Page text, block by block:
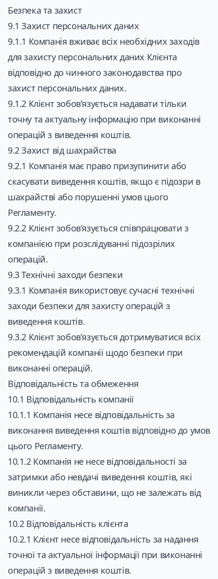
Безпека та захист
9.1 Захист персональних даних
9.1.1 Компанія вживає всіх необхідних заходів
для захисту персональних даних Клієнта
відповідно до чинного законодавства про
захист персональних даних.
9.1.2 Клієнт зобов’язується надавати тільки
точну та актуальну інформацію при виконанні
операцій з виведення коштів.
9.2 Захист від шахрайства
9.2.1 Компанія має право призупинити або
скасувати виведення коштів, якщо є підозри в
шахрайстві або порушенні умов цього
Регламенту.
9.2.2 Клієнт зобов’язується співпрацювати з
компанією при розслідуванні підозрілих
операцій.
9.3 Технічні заходи безпеки
9.3.1 Компанія використовує сучасні технічні
заходи безпеки для захисту операцій з
виведення коштів.
9.3.2 Клієнт зобов’язується дотримуватися всіх
рекомендацій компанії щодо безпеки при
виконанні операцій.
Відповідальність та обмеження
10.1 Відповідальність компанії
10.1.1 Компанія несе відповідальність за
виконання виведення коштів відповідно до умов
цього Регламенту.
10.1.2 Компанія не несе відповідальності за
затримки або невдачі виведення коштів, які
виникли через обставини, що не залежать від
компанії.
10.2 Відповідальність клієнта
10.2.1 Клієнт несе відповідальність за надання
точної та актуальної інформації при виконанні
операцій з виведення коштів.